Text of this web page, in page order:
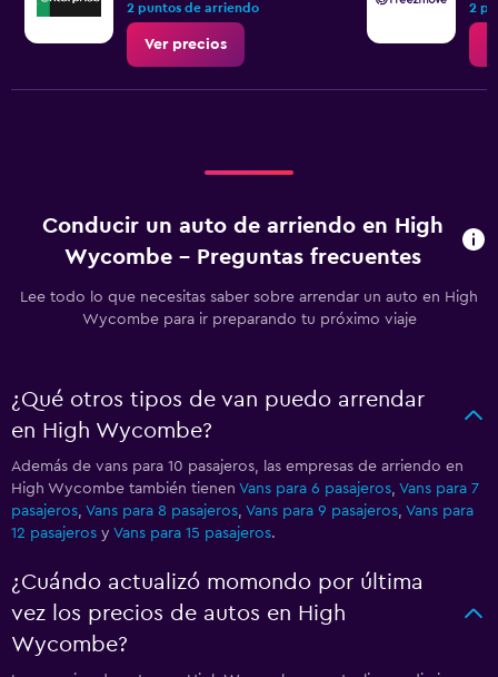
2 puntos de arriendo
Ver precios
2
Conducir un auto de arriendo en High
Wycombe - Preguntas frecuentes
Lee todo lo que necesitas saber sobre arrendar un auto en High
Wycombe para ir preparando tu próximo viaje
¿Qué otros tipos de van puedo arrendar
en High Wycombe?
Además de vans para 10 pasajeros, las empresas de arriendo en
High Wycombe también tienen Vans para 6 pasajeros, Vans para 7
pasajeros, Vans para 8 pasajeros, Vans para 9 pasajeros, Vans para
12 pasajeros y Vans para 15 pasajeros.
¿Cuándo actualizó momondo por última
vez los precios de autos en High
Wycombe?